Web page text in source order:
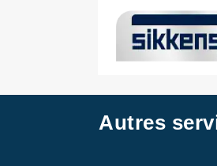
Autres